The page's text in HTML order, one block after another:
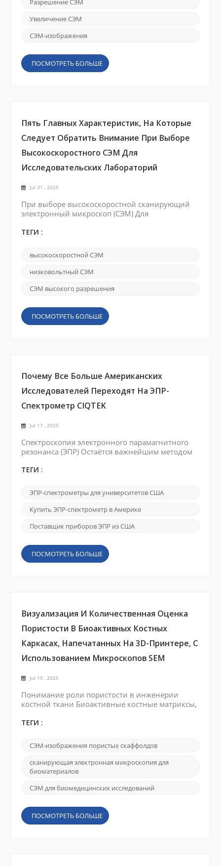
СЭМ Эти три фактора определяют уровень
детализации, масштаб и тип информации,
принципов их работы и взаимодействия ...
Разрешение СЭМ
Увеличение СЭМ
СЭМ-изображения
ПОСМОТРЕТЬ БОЛЬШЕ
Пять Главных Характеристик, На Которые
Следует Обратить Внимание При Выборе
Высокоскоростного СЭМ Для
Исследовательских Лабораторий
Jul 31 , 2025
При выборе высокоскоростной сканирующий
электронный микроскоп (СЭМ) Для
не только увеличение и разрешение.
быстрые, интеллектуальные и гибкие решения
для обработки изображений . Работаете ли вы в
области материаловедения, Науки о жизни,
— правильный СЭМ может значительно уск...
ТЕГИ :
высокоскоростной СЭМ
низковольтный СЭМ
СЭМ высокого разрешения
ПОСМОТРЕТЬ БОЛЬШЕ
Почему Все Больше Американских
Исследователей Переходят На ЭПР-
Спектрометр CIQTEK
Jul 17 , 2025
Спектроскопия электронного парамагнитного
резонанса (ЭПР) Остаётся важнейшим методом
биологии, материаловедении и физике.
несколько известных производителей, в
первую очередь Bruker. Многие исследователи
десятилетиями полагались на эти устаревшие
единственным доступным вариантом. О...
ТЕГИ :
ЭПР-спектрометры для университетов США
Купить ЭПР-спектрометр в Америке
Поставщик приборов ЭПР из США
ПОСМОТРЕТЬ БОЛЬШЕ
Визуализация И Количественная Оценка
Пористости В Биоактивных Костных
Каркасах, Напечатанных На 3D-Принтере, С
Использованием Микроскопов SEM
Jul 10 , 2025
Понимание роли пористости в инженерии
костной ткани Биоактивные костные матриксы,
важнейшую роль в инженерии костной ткани,
влияющим на адгезию клеток, пролиферацию,
транспорт питательных веществ и
формирование новой кости. Как чрезмерно
высокая, так и слишком низкая пористость
ТЕГИ :
СЭМ-изображения пористых скаффолдов
сканирующая электронная микроскопия для
биоматериалов
СЭМ для биомедицинских исследований
ПОСМОТРЕТЬ БОЛЬШЕ